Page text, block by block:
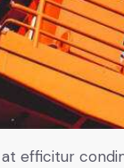
efficitur